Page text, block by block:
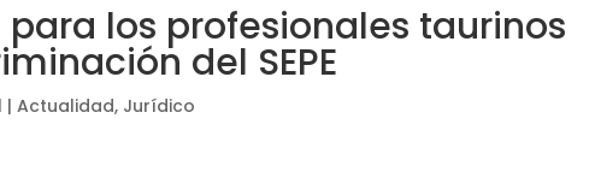
los profesionales taurinos
del SEPE
|Actualidad, Jurídico